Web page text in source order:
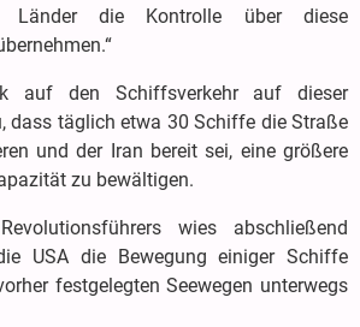
Länder die Kontrolle über diese
auf den Schiffsverkehr auf dieser
dass täglich etwa 30 Schiffe die Straße
und der Iran bereit sei, eine größere
zu bewältigen.
wies abschließend
USA die Bewegung einiger Schiffe
festgelegten Seewegen unterwegs